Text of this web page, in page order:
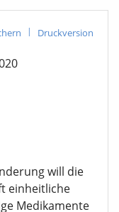
| Druckversion
will die
einheitliche
Medikamente